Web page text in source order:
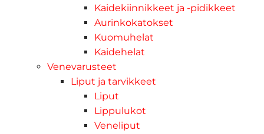
Kaidekiinnikkeet ja -pidikkeet
Aurinkokatokset
Kuomuhelat
Kaidehelat
Venevarusteet
Liput ja tarvikkeet
Liput
Lippulukot
Veneliput